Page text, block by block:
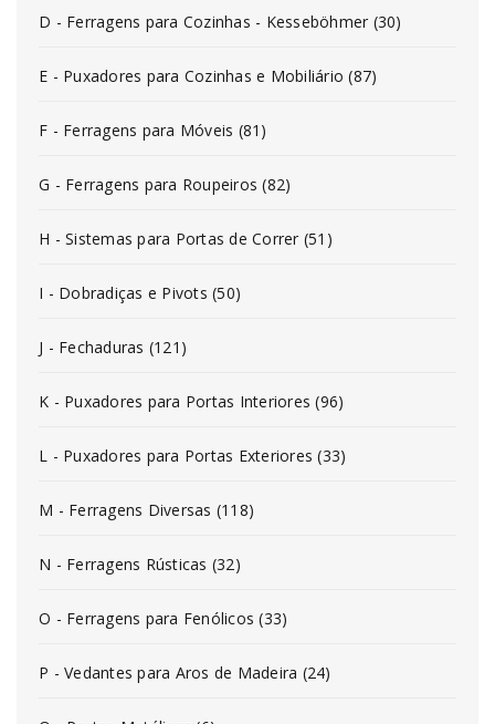
D - Ferragens para Cozinhas - Kesseböhmer (30)
E - Puxadores para Cozinhas e Mobiliário (87)
F - Ferragens para Móveis (81)
G - Ferragens para Roupeiros (82)
H - Sistemas para Portas de Correr (51)
I - Dobradiças e Pivots (50)
J - Fechaduras (121)
K - Puxadores para Portas Interiores (96)
L - Puxadores para Portas Exteriores (33)
M - Ferragens Diversas (118)
N - Ferragens Rústicas (32)
O - Ferragens para Fenólicos (33)
P - Vedantes para Aros de Madeira (24)